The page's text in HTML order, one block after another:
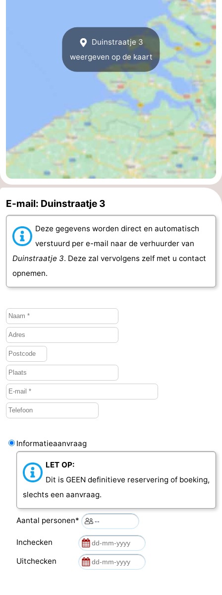
Duinstraatje 3
weergeven op de kaart
E-mail: Duinstraatje 3
Deze gegevens worden direct en automatisch
verstuurd per e-mail naar de verhuurder van
Duinstraatje 3. Deze zal vervolgens zelf met u contact
opnemen.
Informatieaanvraag
LET OP:
Dit is GEEN definitieve reservering of boeking,
slechts een aanvraag.
Aantal personen*
Inchecken
Uitchecken